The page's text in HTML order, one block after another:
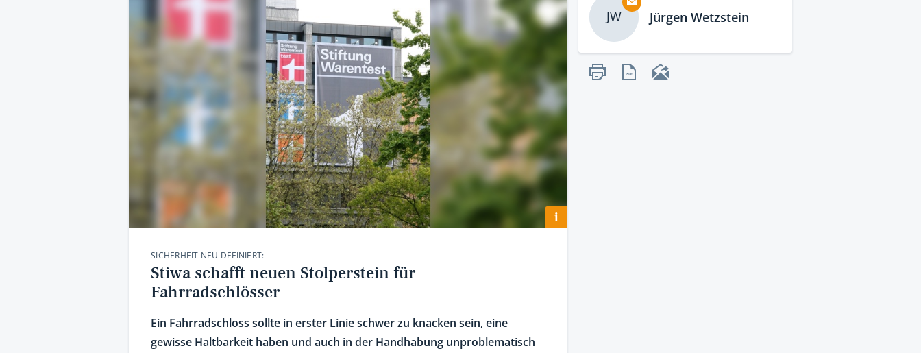
i
SICHERHEIT NEU DEFINIERT:
Stiwa schafft neuen Stolperstein für
Fahrradschlösser
Ein Fahrradschloss sollte in erster Linie schwer zu knacken sein, eine
gewisse Haltbarkeit haben und auch in der Handhabung unproblematisch
JW Jürgen Wetzstein